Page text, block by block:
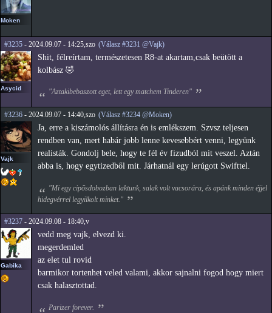
Moken
#3235 - 2024.09.07 - 14:25,szo (Válasz #3231 @Vajk)
Asycid
Shit, félreírtam, természetesen R8-at akartam,csak beütött a
kolbász 🤣
"Aztakibebaszott eget, lett egy matchem Tinderen"
#3236 - 2024.09.07 - 14:40,szo (Válasz #3234 @Moken)
Vajk
Ja, erre a kiszámolós állításra én is emlékszem. Szvsz teljesen
rendben van, mert habár jobb lenne kevesebbért venni, legyünk
realisták. Gondolj bele, hogy te fél év fizudból mit veszel. Aztán
abba is, hogy egytizedből mit. Járhatnál egy lerúgott Swifttel.
"Mi egy cipősdobozban laktunk, salak volt vacsorára, és apánk minden éjjel
hidegvérrel legyilkolt minket."
#3237 - 2024.09.08 - 18:40,v
Gabika
vedd meg vajk, elvezd ki.
megerdemled
az elet tul rovid
barmikor tortenhet veled valami, akkor sajnalni fogod hogy miert
csak halasztottad.
Parizer forever.